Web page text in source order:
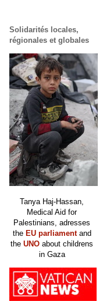
Solidarités locales,
régionales et globales
Tanya Haj-Hassan,
Medical Aid for
Palestinians, adresses
the EU parliamentand
the UNO about childrens
in Gaza